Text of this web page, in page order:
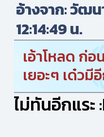
อ้างจาก: วัฒ
12:14:49 น.
เอ้าโหลด ก่
เยอะๆ เด๋ว
ไม่ทันอีกแระ